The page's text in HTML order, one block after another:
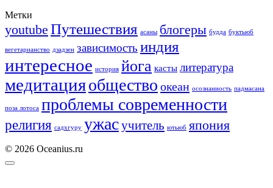
Метки
youtube Путешествия асаны блогеры будда буктьюб
вегетарианство дзадзен зависимость индия
интересное история йога касты литература
медитацияобщество океан осознанность падмасана
поза лотоса проблемы современности
религия садхгуру ужасучитель ютьюб япония
© 2026 Oceanius.ru